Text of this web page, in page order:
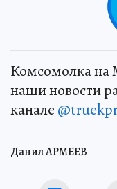
Комсомолка на
наши новости
канале
Данил АРМЕЕВ